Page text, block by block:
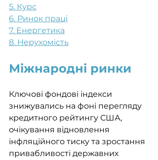
5. Курс
6. Ринок праці
7. Енергетика
8. Нерухомість
Міжнародні ринки
Ключові фондові індекси
знижувались на фоні перегляду
кредитного рейтингу США,
очікування відновлення
інфляційного тиску та зростання
привабливості державних